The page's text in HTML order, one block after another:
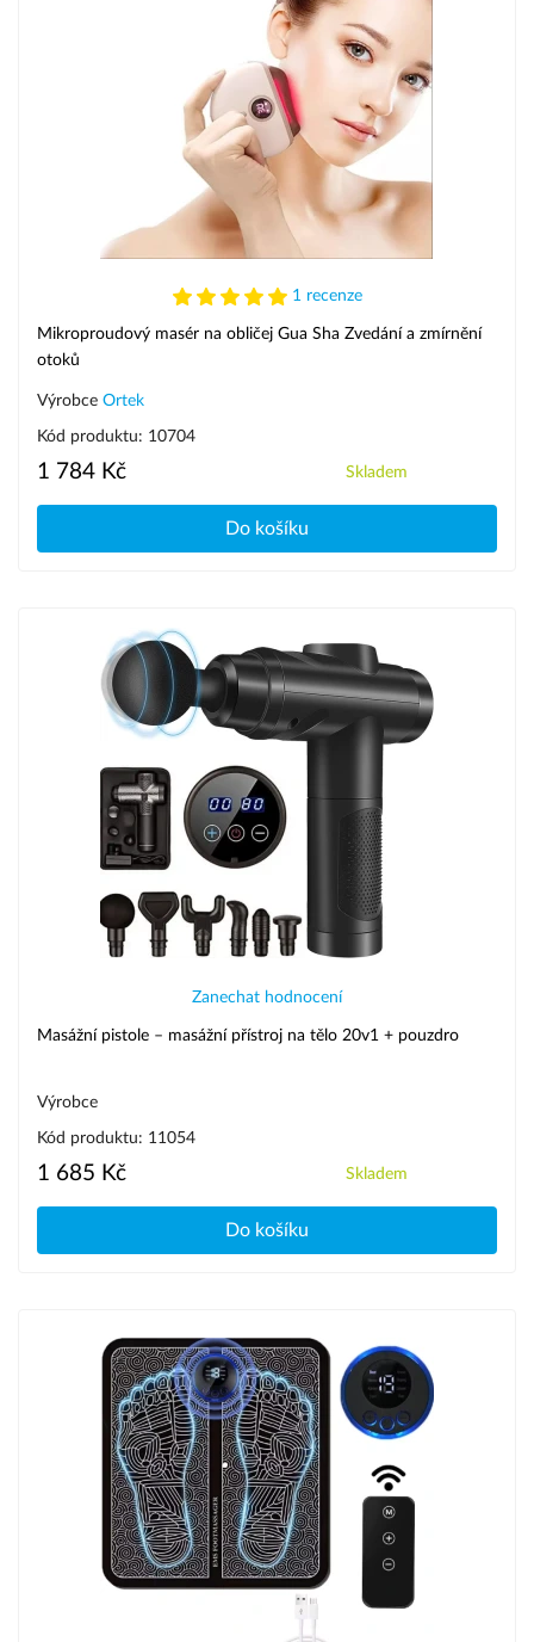
1 recenze
Mikroproudový masér na obličej Gua Sha Zvedání a zmírnění
otoků
Výrobce Ortek
Kód produktu: 10704
1 784 Kč Skladem
Do košíku
Zanechat hodnocení
Masážní pistole – masážní přístroj na tělo 20v1 + pouzdro
Výrobce
Kód produktu: 11054
1 685 Kč Skladem
Do košíku